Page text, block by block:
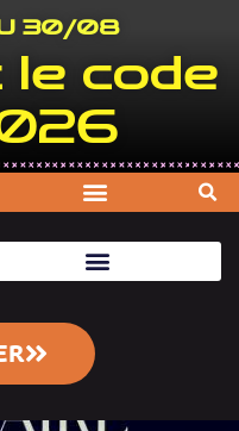
30/08
le code